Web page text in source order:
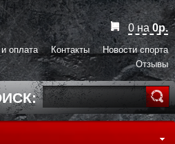
0на0р.
оплата Контакты
Новости спорта
Отзывы